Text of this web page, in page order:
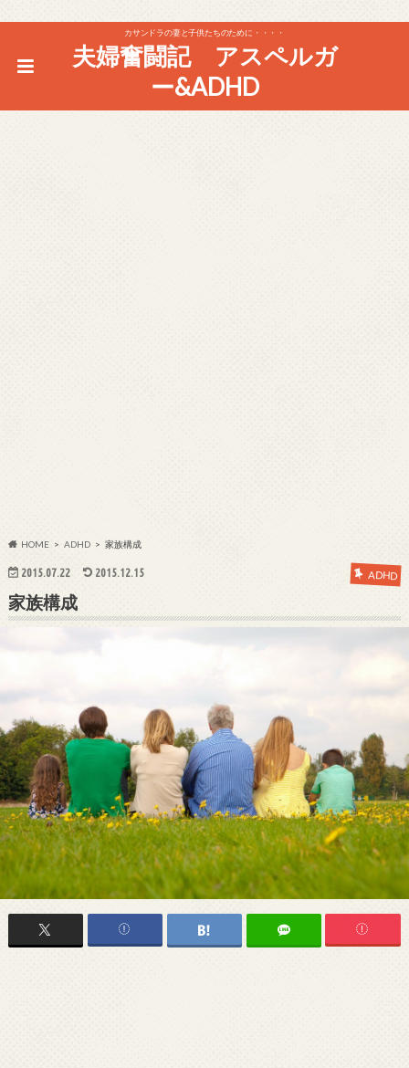
カサンドラの妻と子供たちのために・・・・
夫婦奮闘記 アスペルガ
ー&ADHD
HOME ADHD 家族構成
2015.07.22 2015.12.15 ADHD
家族構成